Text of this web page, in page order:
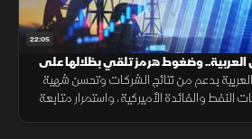
22:05
وضغوط هرمز تلقي بظلالها على
بدعم من نتائج الشركات وتحسن شهية
والفائدة الأميركية، واستمرار متابعة